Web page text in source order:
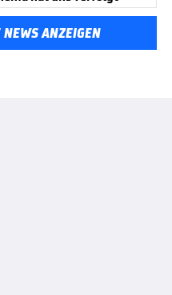
NEWS ANZEIGEN